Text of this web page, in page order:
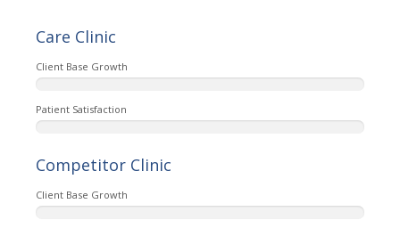
Care Clinic
Client Base Growth
Patient Satisfaction
Competitor Clinic
Client Base Growth